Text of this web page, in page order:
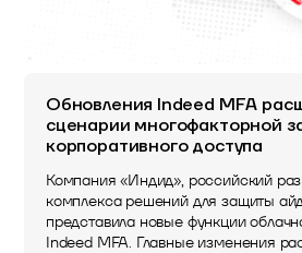
Обновления Indeed MFA
сценарии многофакторной
корпоративного доступа
Компания «Индид», российский
комплекса решений для защиты
представила новые функции
Indeed MFA. Главные изменения